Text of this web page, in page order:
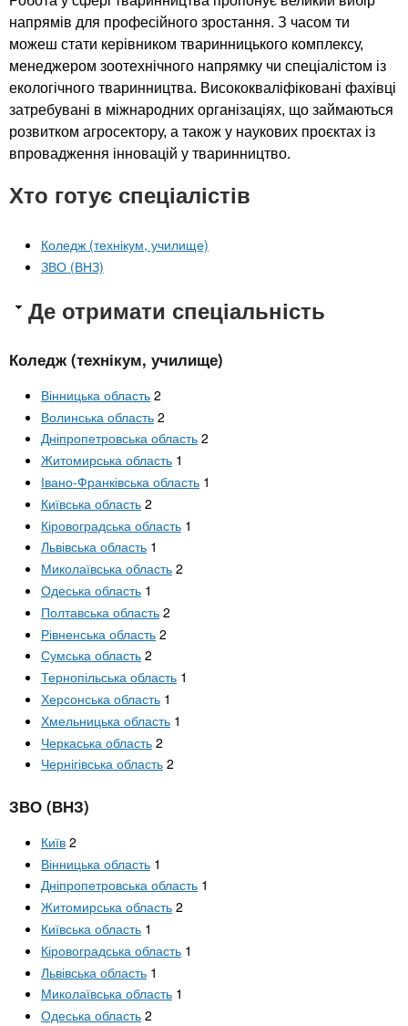
напрямів для професійного зростання. З часом ти
можеш стати керівником тваринницького комплексу,
менеджером зоотехнічного напрямку чи спеціалістом із
екологічного тваринництва. Висококваліфіковані фахівці
затребувані в міжнародних організаціях, що займаються
розвитком агросектору, а також у наукових проєктах із
впровадження інновацій у тваринництво.
Хто готує спеціалістів
Коледж (технікум, училище)
ЗВО (ВНЗ)
Де отримати спеціальність
Коледж (технікум, училище)
Вінницька область 2
Волинська область 2
Дніпропетровська область 2
Житомирська область 1
Івано-Франківська область 1
Київська область 2
Кіровоградська область 1
Львівська область 1
Миколаївська область 2
Одеська область 1
Полтавська область 2
Рівненська область 2
Сумська область 2
Тернопільська область 1
Херсонська область 1
Хмельницька область 1
Черкаська область 2
Чернігівська область 2
ЗВО (ВНЗ)
Київ 2
Вінницька область 1
Дніпропетровська область 1
Житомирська область 2
Київська область 1
Кіровоградська область 1
Львівська область 1
Миколаївська область 1
Одеська область 2